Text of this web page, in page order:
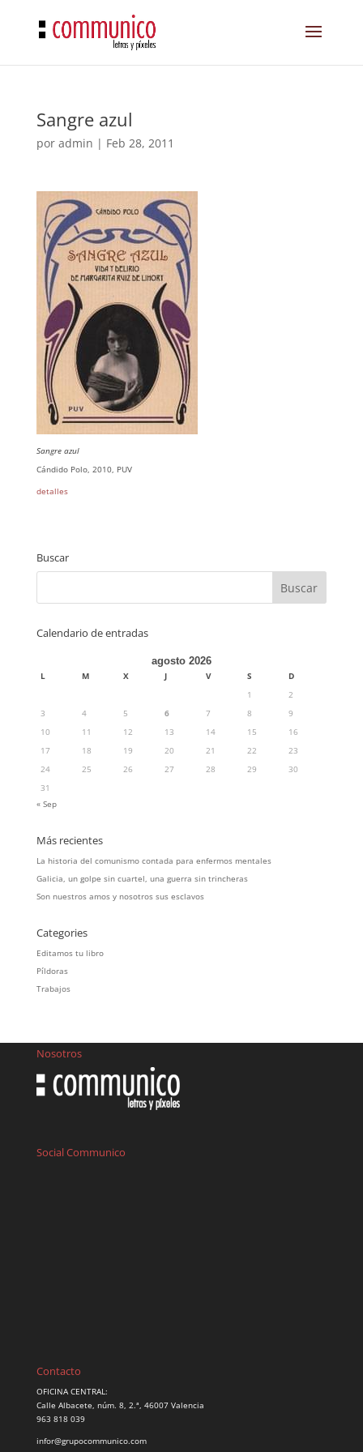
Sangre azul
por admin | Feb 28, 2011
Sangre azul
Cándido Polo, 2010, PUV
detalles
Buscar
Calendario de entradas
agosto 2026
L M X J V S
D
1
2
3
4 5 6 7 8
9
10
11 12 13 14 15
16
17
18 19 20 21 22
23
24
25 26 27 28 29
30
31
« Sep
Más recientes
La historia del comunismo contada para enfermos mentales
Galicia, un golpe sin cuartel, una guerra sin trincheras
Son nuestros amos y nosotros sus esclavos
Categories
Editamos tu libro
Píldoras
Trabajos
Nosotros
Social Communico
Contacto
OFICINA CENTRAL:
Calle Albacete, núm. 8, 2.ª, 46007 Valencia
963 818 039
infor@grupocommunico.com